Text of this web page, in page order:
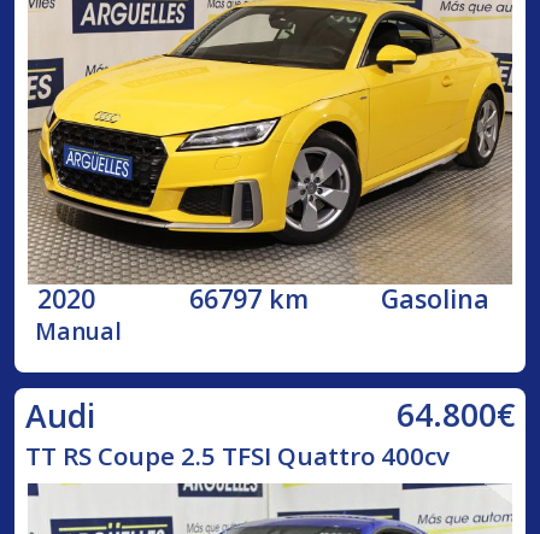
2020 66797 km Gasolina
Manual
Audi 64.800€
TT RS Coupe 2.5 TFSI Quattro 400cv